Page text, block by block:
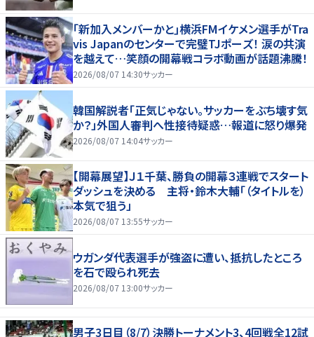
｢新加入メンバーかと｣横浜FMイケメン選手がTra
vis Japanのセンターで完璧TJポーズ！ 涙の共演
を越えて…笑顔の開幕戦コラボ動画が話題沸騰！
2026/08/07 14:30サッカー
韓国解説者「正気じゃない。サッカーをぶち壊す気
か？」外国人審判へ性接待疑惑…報道に怒り爆発
2026/08/07 14:04サッカー
【開幕展望】Ｊ１千葉、勝負の開幕３連戦でスタート
ダッシュを決める 主将・鈴木大輔「（タイトルを）
本気で狙う」
2026/08/07 13:55サッカー
ウガンダ代表選手が強盗に遭い、抵抗したところ
を石で殴られ死去
2026/08/07 13:00サッカー
男子3日目（8/7）決勝トーナメント3、4回戦全12試